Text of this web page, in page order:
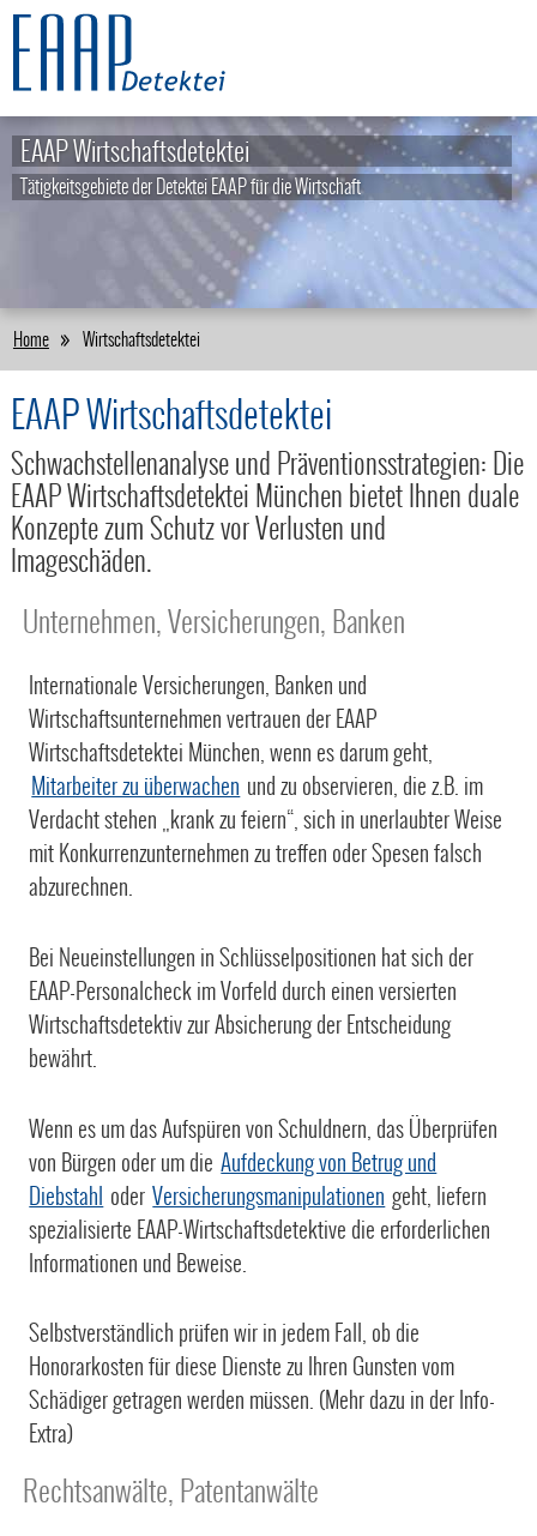
EAAP Wirtschaftsdetektei
Tätigkeitsgebiete der Detektei EAAP für die Wirtschaft
Home Wirtschaftsdetektei
EAAP Wirtschaftsdetektei
Schwachstellenanalyse und Präventionsstrategien: Die
EAAP Wirtschaftsdetektei München bietet Ihnen duale
Konzepte zum Schutz vor Verlusten und
Imageschäden.
Unternehmen, Versicherungen, Banken
Internationale Versicherungen, Banken und
Wirtschaftsunternehmen vertrauen der EAAP
Wirtschaftsdetektei München, wenn es darum geht,
Mitarbeiter zu überwachen und zu observieren, die z.B. im
Verdacht stehen „krank zu feiern“, sich in unerlaubter Weise
mit Konkurrenzunternehmen zu treffen oder Spesen falsch
abzurechnen.
Bei Neueinstellungen in Schlüsselpositionen hat sich der
EAAP-Personalcheck im Vorfeld durch einen versierten
Wirtschaftsdetektiv zur Absicherung der Entscheidung
bewährt.
Wenn es um das Aufspüren von Schuldnern, das Überprüfen
von Bürgen oder um die Aufdeckung von Betrug und
Diebstahl oder Versicherungsmanipulationen geht, liefern
spezialisierte EAAP-Wirtschaftsdetektive die erforderlichen
Informationen und Beweise.
Selbstverständlich prüfen wir in jedem Fall, ob die
Honorarkosten für diese Dienste zu Ihren Gunsten vom
Schädiger getragen werden müssen. (Mehr dazu in der Info-
Extra)
Rechtsanwälte, Patentanwälte